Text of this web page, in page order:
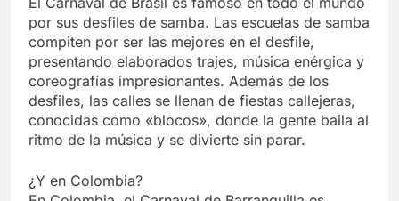
por sus desfiles de samba. Las escuelas de samba
compiten por ser las mejores en el desfile,
presentando elaborados trajes, música enérgica y
coreografías impresionantes. Además de los
desfiles, las calles se llenan de fiestas callejeras,
conocidas como «blocos», donde la gente baila al
ritmo de la música y se divierte sin parar.
¿Y en Colombia?